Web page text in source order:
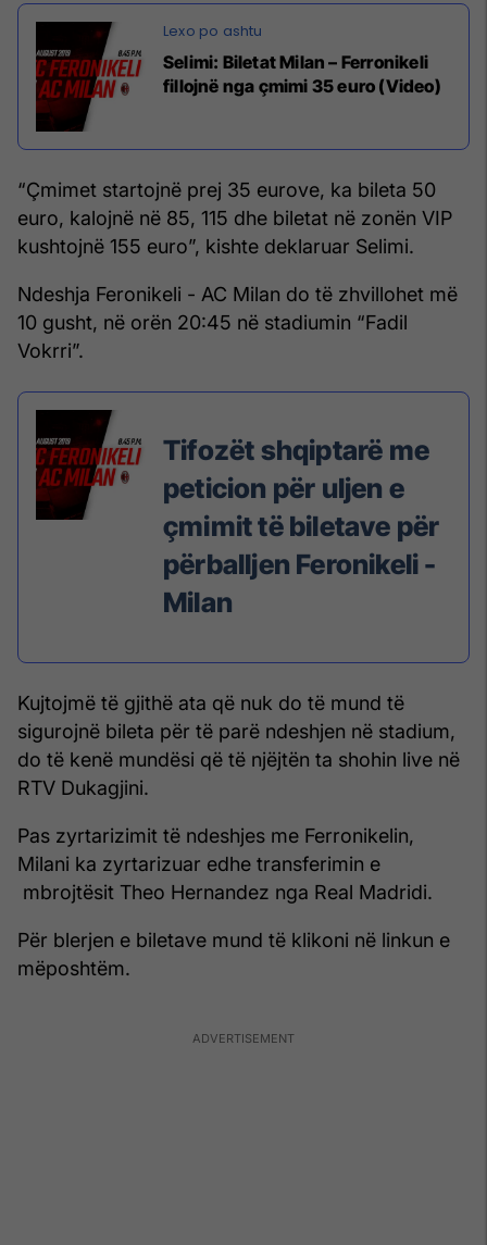
Selimi: Biletat Milan – Ferronikeli
fillojnë nga çmimi 35 euro (Video)
“Çmimet startojnë prej 35 eurove, ka bileta 50
euro, kalojnë në 85, 115 dhe biletat në zonën VIP
kushtojnë 155 euro”, kishte deklaruar Selimi.
Ndeshja Feronikeli - AC Milan do të zhvillohet më
10 gusht, në orën 20:45 në stadiumin “Fadil
Vokrri”.
Tifozët shqiptarë me
peticion për uljen e
çmimit të biletave për
përballjen Feronikeli -
Milan
Kujtojmë të gjithë ata që nuk do të mund të
sigurojnë bileta për të parë ndeshjen në stadium,
do të kenë mundësi që të njëjtën ta shohin live në
RTV Dukagjini.
Pas zyrtarizimit të ndeshjes me Ferronikelin,
Milani ka zyrtarizuar edhe transferimin e
mbrojtësit Theo Hernandez nga Real Madridi.
Për blerjen e biletave mund të klikoni në linkun e
mëposhtëm.